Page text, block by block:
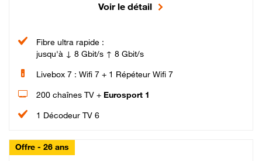
Voir le détail
Fibre ultra rapide :
jusqu'à ↓ 8 Gbit/s ↑ 8 Gbit/s
Livebox 7 : Wifi 7 + 1 Répéteur Wifi 7
200 chaînes TV + Eurosport 1
1 Décodeur TV 6
Offre - 26 ans